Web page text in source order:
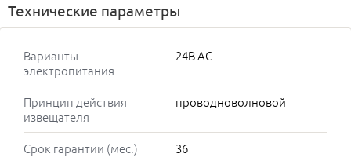
Технические параметры
Варианты
электропитания
24В AC
Принцип действия
извещателя
проводноволновой
Срок гарантии (мес.)
36